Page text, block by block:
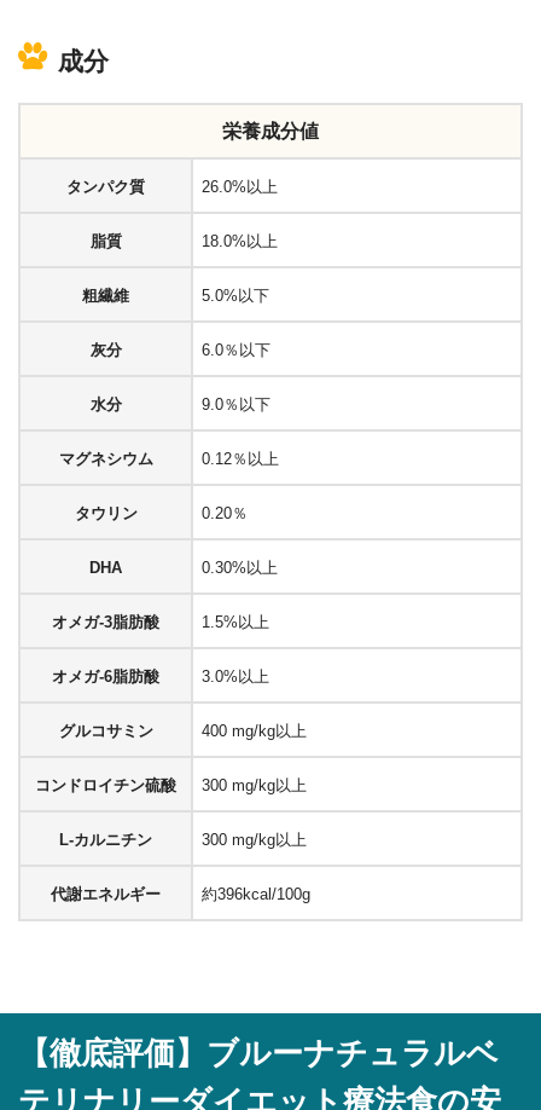
成分
栄養成分値
タンパク質 26.0%以上
脂質 18.0%以上
粗繊維 5.0%以下
灰分 6.0％以下
水分 9.0％以下
マグネシウム 0.12％以上
タウリン 0.20％
DHA 0.30%以上
オメガ-3脂肪酸 1.5%以上
オメガ-6脂肪酸 3.0%以上
グルコサミン 400 mg/kg以上
コンドロイチン硫酸 300 mg/kg以上
L-カルニチン 300 mg/kg以上
代謝エネルギー 約396kcal/100g
【徹底評価】 ブルーナチュラルベ
テリナリーダイエット療法食の安